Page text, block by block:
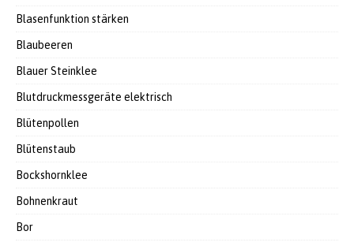
Blasenfunktion stärken
Blaubeeren
Blauer Steinklee
Blutdruckmessgeräte elektrisch
Blütenpollen
Blütenstaub
Bockshornklee
Bohnenkraut
Bor